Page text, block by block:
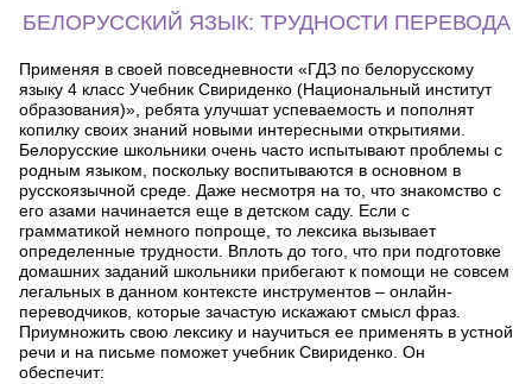
БЕЛОРУССКИЙ ЯЗЫК: ТРУДНОСТИ ПЕРЕВОДА
Применяя в своей повседневности «ГДЗ по белорусскому
языку 4 класс Учебник Свириденко (Национальный институт
образования)», ребята улучшат успеваемость и пополнят
копилку своих знаний новыми интересными открытиями.
Белорусские школьники очень часто испытывают проблемы с
родным языком, поскольку воспитываются в основном в
русскоязычной среде. Даже несмотря на то, что знакомство с
его азами начинается еще в детском саду. Если с
грамматикой немного попроще, то лексика вызывает
определенные трудности. Вплоть до того, что при подготовке
домашних заданий школьники прибегают к помощи не совсем
легальных в данном контексте инструментов – онлайн-
переводчиков, которые зачастую искажают смысл фраз.
Приумножить свою лексику и научиться ее применять в устной
речи и на письме поможет учебник Свириденко. Он
обеспечит: